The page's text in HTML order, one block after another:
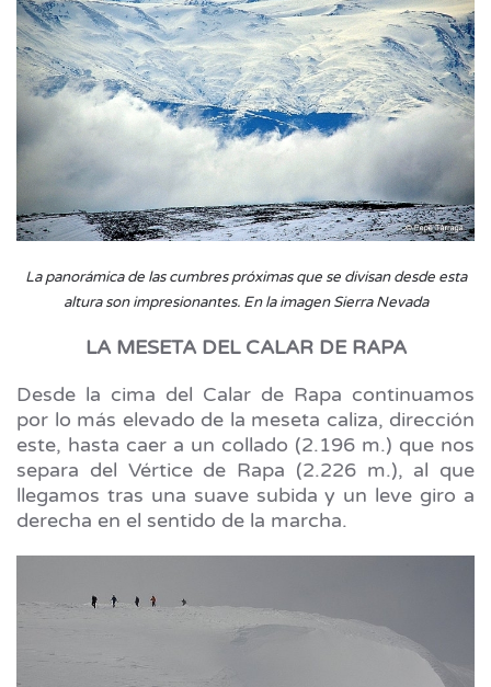
La panorámica de las cumbres próximas que se divisan desde esta
altura son impresionantes. En la imagen Sierra Nevada
LA MESETA DEL CALAR DE RAPA
Desde la cima del Calar de Rapa continuamos
por lo más elevado de la meseta caliza, dirección
este, hasta caer a un collado (2.196 m.) que nos
separa del Vértice de Rapa (2.226 m.), al que
llegamos tras una suave subida y un leve giro a
derecha en el sentido de la marcha.